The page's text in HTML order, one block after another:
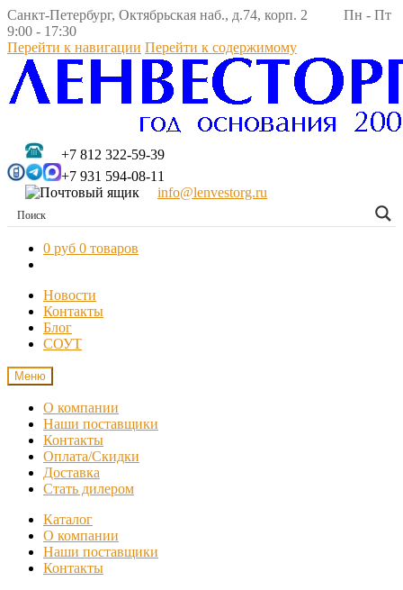
Санкт-Петербург, Октябрьская наб., д.74, корп. 2 Пн - Пт
9:00 - 17:30
Перейти к навигации Перейти к содержимому
+7 812 322-59-39
+7 931 594-08-11
info@lenvestorg.ru
0 руб 0 товаров
Новости
Контакты
Блог
СОУТ
Меню
О компании
Наши поставщики
Контакты
Оплата/Скидки
Доставка
Стать дилером
Каталог
О компании
Наши поставщики
Контакты